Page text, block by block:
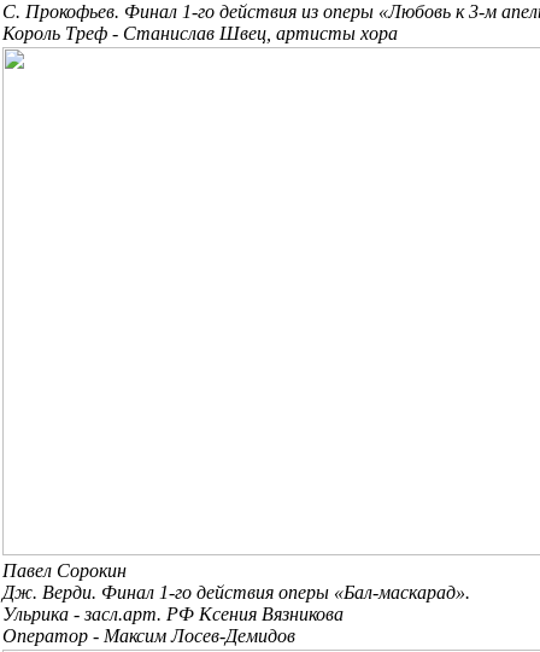
С. Прокофьев. Финал 1-го действия из оперы «Любовь к 3-м
Король Треф - Станислав Швец, артисты хора
Павел Сорокин
Дж. Верди. Финал 1-го действия оперы «Бал-маскарад».
Ульрика - засл.арт. РФ Ксения Вязникова
Оператор - Максим Лосев-Демидов